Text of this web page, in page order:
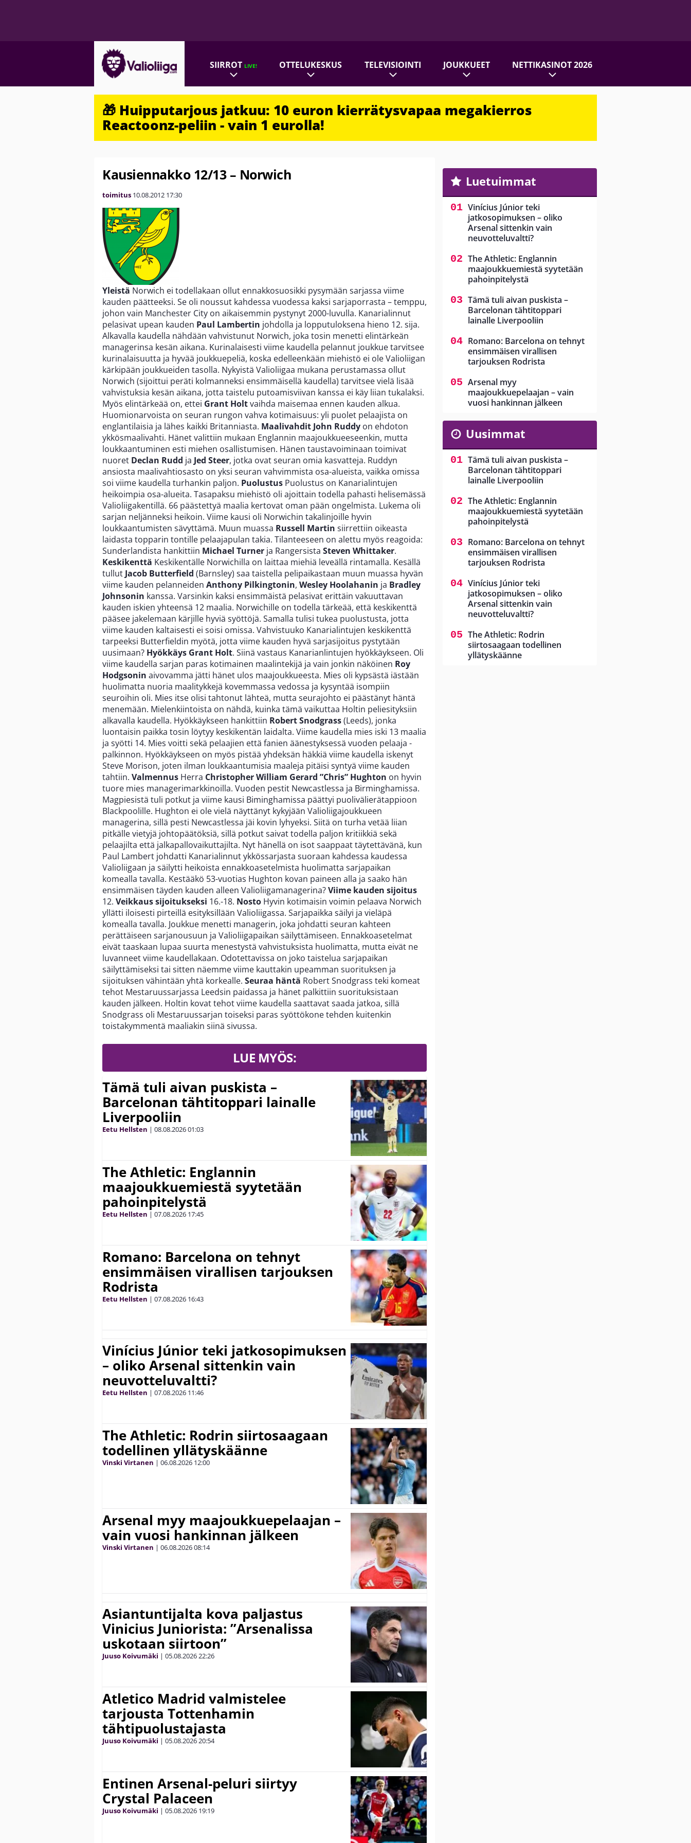
SIIRROTLIVE! OTTELUKESKUS TELEVISIOINTI JOUKKUEET NETTIKASINOT 2026
🎁 Huipputarjous jatkuu: 10 euron kierrätysvapaa megakierros
Reactoonz-peliin - vain 1 eurolla!
Kausiennakko 12/13 – Norwich
toimitus 10.08.2012 17:30
Yleistä Norwich ei todellakaan ollut ennakkosuosikki pysymään sarjassa viime
kauden päätteeksi. Se oli noussut kahdessa vuodessa kaksi sarjaporrasta – temppu,
johon vain Manchester City on aikaisemmin pystynyt 2000-luvulla. Kanarialinnut
pelasivat upean kauden Paul Lambertin johdolla ja lopputuloksena hieno 12. sija.
Alkavalla kaudella nähdään vahvistunut Norwich, joka tosin menetti elintärkeän
managerinsa kesän aikana. Kurinalaisesti viime kaudella pelannut joukkue tarvitsee
kurinalaisuutta ja hyvää joukkuepeliä, koska edelleenkään miehistö ei ole Valioliigan
kärkipään joukkueiden tasolla. Nykyistä Valioliigaa mukana perustamassa ollut
Norwich (sijoittui peräti kolmanneksi ensimmäisellä kaudella) tarvitsee vielä lisää
vahvistuksia kesän aikana, jotta taistelu putoamisviivan kanssa ei käy liian tukalaksi.
Myös elintärkeää on, ettei Grant Holtvaihda maisemaa ennen kauden alkua.
Huomionarvoista on seuran rungon vahva kotimaisuus: yli puolet pelaajista on
englantilaisia ja lähes kaikki Britanniasta. Maalivahdit John Ruddy on ehdoton
ykkösmaalivahti. Hänet valittiin mukaan Englannin maajoukkueeseenkin, mutta
loukkaantuminen esti miehen osallistumisen. Hänen taustavoiminaan toimivat
nuoret Declan Rudd ja Jed Steer, jotka ovat seuran omia kasvatteja. Ruddyn
ansiosta maalivahtiosasto on yksi seuran vahvimmista osa-alueista, vaikka omissa
soi viime kaudella turhankin paljon. Puolustus Puolustus on Kanarialintujen
heikoimpia osa-alueita. Tasapaksu miehistö oli ajoittain todella pahasti helisemässä
Valioliigakentillä. 66 päästettyä maalia kertovat oman pään ongelmista. Lukema oli
sarjan neljänneksi heikoin. Viime kausi oli Norwichin takalinjoille hyvin
loukkaantumisten sävyttämä. Muun muassa Russell Martin siirrettiin oikeasta
laidasta topparin tontille pelaajapulan takia. Tilanteeseen on alettu myös reagoida:
Sunderlandista hankittiin Michael Turner ja Rangersista Steven Whittaker.
Keskikenttä Keskikentälle Norwichilla on laittaa miehiä leveällä rintamalla. Kesällä
tullut Jacob Butterfield (Barnsley) saa taistella pelipaikastaan muun muassa hyvän
viime kauden pelanneiden Anthony Pilkingtonin, Wesley Hoolahanin ja Bradley
Johnsonin kanssa. Varsinkin kaksi ensimmäistä pelasivat erittäin vakuuttavan
kauden iskien yhteensä 12 maalia. Norwichille on todella tärkeää, että keskikenttä
pääsee jakelemaan kärjille hyviä syöttöjä. Samalla tulisi tukea puolustusta, jotta
viime kauden kaltaisesti ei soisi omissa. Vahvistuuko Kanarialintujen keskikenttä
tarpeeksi Butterfieldin myötä, jotta viime kauden hyvä sarjasijoitus pystytään
uusimaan? Hyökkäys Grant Holt. Siinä vastaus Kanarianlintujen hyökkäykseen. Oli
viime kaudella sarjan paras kotimainen maalintekijä ja vain jonkin näköinen Roy
Hodgsonin aivovamma jätti hänet ulos maajoukkueesta. Mies oli kypsästä iästään
huolimatta nuoria maalitykkejä kovemmassa vedossa ja kysyntää isompiin
seuroihin oli. Mies itse olisi tahtonut lähteä, mutta seurajohto ei päästänyt häntä
menemään. Mielenkiintoista on nähdä, kuinka tämä vaikuttaa Holtin peliesityksiin
alkavalla kaudella. Hyökkäykseen hankittiin Robert Snodgrass(Leeds), jonka
luontaisin paikka tosin löytyy keskikentän laidalta. Viime kaudella mies iski 13 maalia
ja syötti 14. Mies voitti sekä pelaajien että fanien äänestyksessä vuoden pelaaja -
palkinnon. Hyökkäykseen on myös pistää yhdeksän häkkiä viime kaudella iskenyt
Steve Morison, joten ilman loukkaantumisia maaleja pitäisi syntyä viime kauden
tahtiin. Valmennus Herra Christopher William Gerard ”Chris” Hughton on hyvin
tuore mies managerimarkkinoilla. Vuoden pestit Newcastlessa ja Birminghamissa.
Magpiesistä tuli potkut ja viime kausi Biminghamissa päättyi puolivälierätappioon
Blackpoolille. Hughton ei ole vielä näyttänyt kykyjään Valioliigajoukkueen
managerina, sillä pesti Newcastlessa jäi kovin lyhyeksi. Siitä on turha vetää liian
pitkälle vietyjä johtopäätöksiä, sillä potkut saivat todella paljon kritiikkiä sekä
pelaajilta että jalkapallovaikuttajilta. Nyt hänellä on isot saappaat täytettävänä, kun
Paul Lambert johdatti Kanarialinnut ykkössarjasta suoraan kahdessa kaudessa
Valioliigaan ja säilytti heikoista ennakkoasetelmista huolimatta sarjapaikan
komealla tavalla. Kestääkö 53-vuotias Hughton kovan paineen alla ja saako hän
ensimmäisen täyden kauden alleen Valioliigamanagerina?Viime kauden sijoitus
12. Veikkaus sijoitukseksi 16.-18. Nosto Hyvin kotimaisin voimin pelaava Norwich
yllätti iloisesti pirteillä esityksillään Valioliigassa. Sarjapaikka säilyi ja vieläpä
komealla tavalla. Joukkue menetti managerin, joka johdatti seuran kahteen
perättäiseen sarjanousuun ja Valioliigapaikan säilyttämiseen. Ennakkoasetelmat
eivät taaskaan lupaa suurta menestystä vahvistuksista huolimatta, mutta eivät ne
luvanneet viime kaudellakaan. Odotettavissa on joko taistelua sarjapaikan
säilyttämiseksi tai sitten näemme viime kauttakin upeamman suorituksen ja
sijoituksen vähintään yhtä korkealle. Seuraa häntä Robert Snodgrass teki komeat
tehot Mestaruussarjassa Leedsin paidassa ja hänet palkittiin suorituksistaan
kauden jälkeen. Holtin kovat tehot viime kaudella saattavat saada jatkoa, sillä
Snodgrass oli Mestaruussarjan toiseksi paras syöttökone tehden kuitenkin
toistakymmentä maaliakin siinä sivussa.
LUE MYÖS:
Tämä tuli aivan puskista –
Barcelonan tähtitoppari lainalle
Liverpooliin
Eetu Hellsten | 08.08.202601:03
The Athletic: Englannin
maajoukkuemiestä syytetään
pahoinpitelystä
Eetu Hellsten | 07.08.2026 17:45
Romano: Barcelona on tehnyt
ensimmäisen virallisen tarjouksen
Rodrista
Eetu Hellsten | 07.08.2026 16:43
Vinícius Júnior teki jatkosopimuksen
– oliko Arsenal sittenkin vain
neuvotteluvaltti?
Eetu Hellsten | 07.08.2026 11:46
The Athletic: Rodrin siirtosaagaan
todellinen yllätyskäänne
Vinski Virtanen | 06.08.2026 12:00
Arsenal myy maajoukkuepelaajan –
vain vuosi hankinnan jälkeen
Vinski Virtanen | 06.08.202608:14
Asiantuntijalta kova paljastus
Vinicius Juniorista: ”Arsenalissa
uskotaan siirtoon”
Juuso Koivumäki | 05.08.202622:26
Atletico Madrid valmistelee
tarjousta Tottenhamin
tähtipuolustajasta
Juuso Koivumäki | 05.08.202620:54
Entinen Arsenal-peluri siirtyy
Crystal Palaceen
Juuso Koivumäki | 05.08.2026 19:19
Luetuimmat
Vinícius Júnior teki
jatkosopimuksen – oliko
Arsenal sittenkin vain
neuvotteluvaltti?
The Athletic: Englannin
maajoukkuemiestä syytetään
pahoinpitelystä
Tämä tuli aivan puskista –
Barcelonan tähtitoppari
lainalle Liverpooliin
Romano: Barcelona on tehnyt
ensimmäisen virallisen
tarjouksen Rodrista
Arsenal myy
maajoukkuepelaajan – vain
vuosi hankinnan jälkeen
Uusimmat
Tämä tuli aivan puskista –
Barcelonan tähtitoppari
lainalle Liverpooliin
The Athletic: Englannin
maajoukkuemiestä syytetään
pahoinpitelystä
Romano: Barcelona on tehnyt
ensimmäisen virallisen
tarjouksen Rodrista
Vinícius Júnior teki
jatkosopimuksen – oliko
Arsenal sittenkin vain
neuvotteluvaltti?
The Athletic: Rodrin
siirtosaagaan todellinen
yllätyskäänne